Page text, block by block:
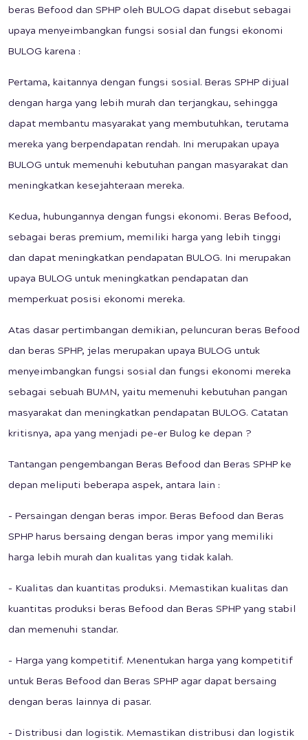
beras Befood dan SPHP oleh BULOG dapat disebut sebagai
upaya menyeimbangkan fungsi sosial dan fungsi ekonomi
BULOG karena :
Pertama, kaitannya dengan fungsi sosial. Beras SPHP dijual
dengan harga yang lebih murah dan terjangkau, sehingga
dapat membantu masyarakat yang membutuhkan, terutama
mereka yang berpendapatan rendah. Ini merupakan upaya
BULOG untuk memenuhi kebutuhan pangan masyarakat dan
meningkatkan kesejahteraan mereka.
Kedua, hubungannya dengan fungsi ekonomi. Beras Befood,
sebagai beras premium, memiliki harga yang lebih tinggi
dan dapat meningkatkan pendapatan BULOG. Ini merupakan
upaya BULOG untuk meningkatkan pendapatan dan
memperkuat posisi ekonomi mereka.
Atas dasar pertimbangan demikian, peluncuran beras Befood
dan beras SPHP, jelas merupakan upaya BULOG untuk
menyeimbangkan fungsi sosial dan fungsi ekonomi mereka
sebagai sebuah BUMN, yaitu memenuhi kebutuhan pangan
masyarakat dan meningkatkan pendapatan BULOG. Catatan
kritisnya, apa yang menjadi pe-er Bulog ke depan ?
Tantangan pengembangan Beras Befood dan Beras SPHP ke
depan meliputi beberapa aspek, antara lain :
- Persaingan dengan beras impor. Beras Befood dan Beras
SPHP harus bersaing dengan beras impor yang memiliki
harga lebih murah dan kualitas yang tidak kalah.
- Kualitas dan kuantitas produksi. Memastikan kualitas dan
kuantitas produksi beras Befood dan Beras SPHP yang stabil
dan memenuhi standar.
- Harga yang kompetitif. Menentukan harga yang kompetitif
untuk Beras Befood dan Beras SPHP agar dapat bersaing
dengan beras lainnya di pasar.
- Distribusi dan logistik. Memastikan distribusi dan logistik